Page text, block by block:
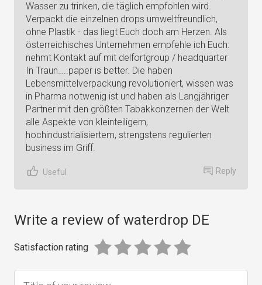
Wasser zu trinken, die täglich empfohlen wird.
Verpackt die einzelnen drops umweltfreundlich,
ohne Plastik - das liegt Euch doch am Herzen. Als
österreichisches Unternehmen empfehle ich Euch:
nehmt Kontakt auf mit delfortgroup / headquarter
In Traun…..paper is better. Die haben
Lebensmittelverpackung revolutioniert, wissen was
in Pharma notwenig ist und haben als Langjähriger
Partner mit den größten Tabakkonzernen der Welt
alle Aspekte von kleinteiligem,
hochindustrialisiertem, strengstens regulierten
business im Griff.
Useful Reply
Write a review of waterdrop DE
Satisfaction rating